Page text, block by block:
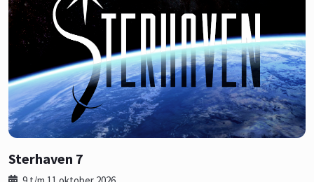
Sterhaven 7